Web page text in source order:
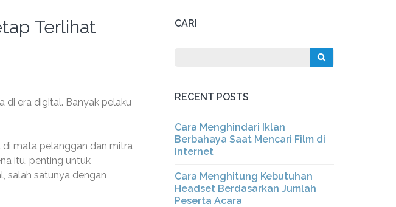
Terlihat
di era digital. Banyak pelaku
di mata pelanggan dan mitra
itu, penting untuk
salah satunya dengan
CARI
RECENT POSTS
Cara Menghindari Iklan
Berbahaya Saat Mencari Film di
Internet
Cara Menghitung Kebutuhan
Headset Berdasarkan Jumlah
Peserta Acara